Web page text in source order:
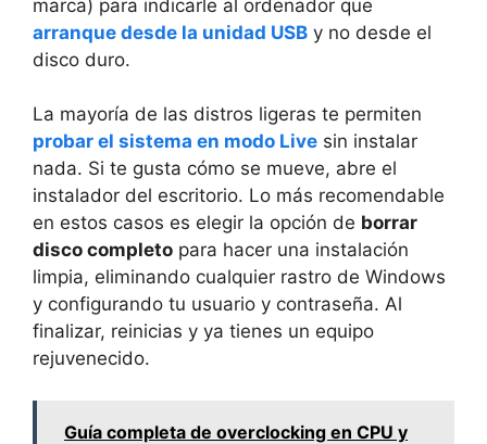
marca) para indicarle al ordenador que
arranque desde la unidad USB y no desde el
disco duro.
La mayoría de las distros ligeras te permiten
probar el sistema en modo Live sin instalar
nada. Si te gusta cómo se mueve, abre el
instalador del escritorio. Lo más recomendable
en estos casos es elegir la opción de borrar
disco completo para hacer una instalación
limpia, eliminando cualquier rastro de Windows
y configurando tu usuario y contraseña. Al
finalizar, reinicias y ya tienes un equipo
rejuvenecido.
Guía completa de overclocking en CPU y